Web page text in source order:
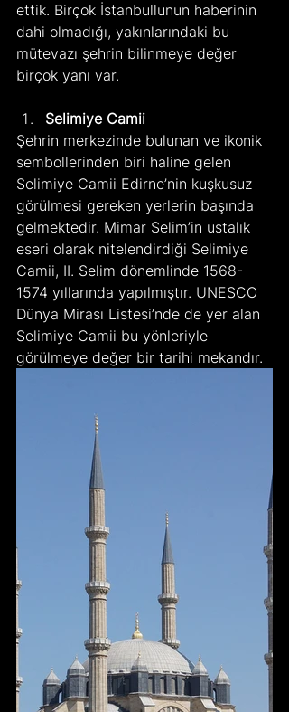
ettik. Birçok İstanbullunun haberinin
dahi olmadığı, yakınlarındaki bu
mütevazı şehrin bilinmeye değer
birçok yanı var.
Selimiye Camii
Şehrin merkezinde bulunan ve ikonik
sembollerinden biri haline gelen
Selimiye Camii Edirne’nin kuşkusuz
görülmesi gereken yerlerin başında
gelmektedir. Mimar Selim’in ustalık
eseri olarak nitelendirdiği Selimiye
Camii, II. Selim dönemlinde 1568-
1574 yıllarında yapılmıştır. UNESCO
Dünya Mirası Listesi’nde de yer alan
Selimiye Camii bu yönleriyle
görülmeye değer bir tarihi mekandır.